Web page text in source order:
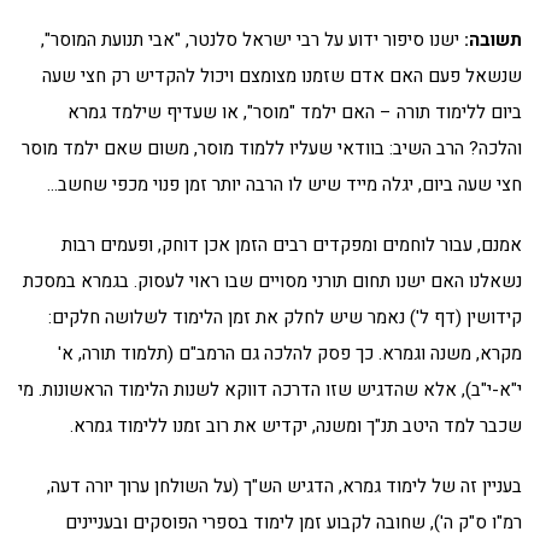
תשובה: ישנו סיפור ידוע על רבי ישראל סלנטר, "אבי תנועת המוסר",
שנשאל פעם האם אדם שזמנו מצומצם ויכול להקדיש רק חצי שעה
ביום ללימוד תורה – האם ילמד "מוסר", או שעדיף שילמד גמרא
והלכה? הרב השיב: בוודאי שעליו ללמוד מוסר, משום שאם ילמד מוסר
חצי שעה ביום, יגלה מייד שיש לו הרבה יותר זמן פנוי מכפי שחשב…
אמנם, עבור לוחמים ומפקדים רבים הזמן אכן דוחק, ופעמים רבות
נשאלנו האם ישנו תחום תורני מסויים שבו ראוי לעסוק. בגמרא במסכת
קידושין (דף ל') נאמר שיש לחלק את זמן הלימוד לשלושה חלקים:
מקרא, משנה וגמרא. כך פסק להלכה גם הרמב"ם (תלמוד תורה, א'
י"א-י"ב), אלא שהדגיש שזו הדרכה דווקא לשנות הלימוד הראשונות. מי
שכבר למד היטב תנ"ך ומשנה, יקדיש את רוב זמנו ללימוד גמרא.
בעניין זה של לימוד גמרא, הדגיש הש"ך (על השולחן ערוך יורה דעה,
רמ"ו ס"ק ה'), שחובה לקבוע זמן לימוד בספרי הפוסקים ובעניינים